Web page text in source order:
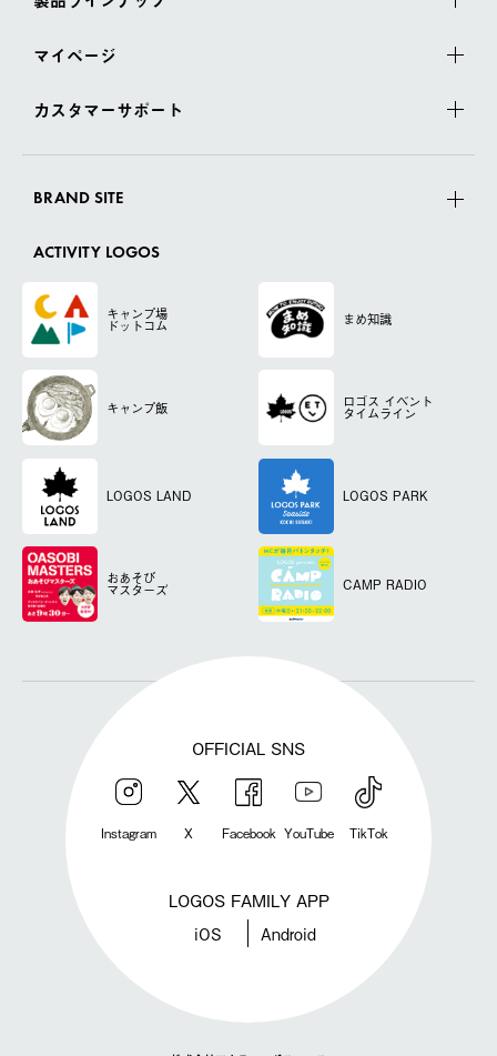
マイページ
カスタマーサポート
BRAND SITE
ACTIVITY LOGOS
キャンプ場
ドットコム まめ知識
キャンプ飯 ロゴス イベント
タイムライン
LOGOS LAND LOGOS PARK
おあそび
マスターズ CAMP RADIO
OFFICIAL SNS
Instagram X Facebook YouTube TikTok
LOGOS FAMILY APP
iOS Android